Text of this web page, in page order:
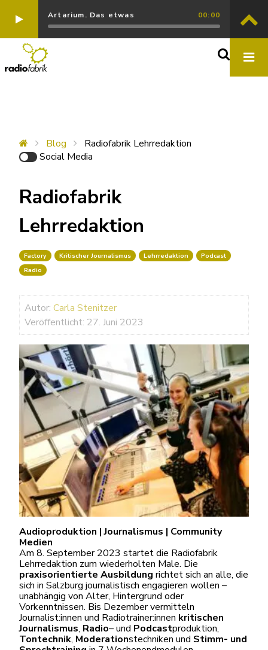
Artarium. Das etwas 00:00
Blog
Radiofabrik Lehrredaktion
Social Media
Radiofabrik
Lehrredaktion
Factory Kritischer Journalismus Lehrredaktion
Podcast
Radio
Autor: Carla Stenitzer
Veröffentlicht: 27. Juni 2023
Audioproduktion | Journalismus | Community
Medien
Am 8. September 2023 startet die Radiofabrik
Lehrredaktion zum wiederholten Male. Die
praxisorientierte Ausbildung richtet sich an alle, die
sich in Salzburg journalistisch engagieren wollen –
unabhängig von Alter, Hintergrund oder
Vorkenntnissen. Bis Dezember vermitteln
Journalist:innen und Radiotrainer:innen kritischen
Journalismus, Radio– und Podcastproduktion,
Tontechnik, Moderationstechniken und Stimm- und